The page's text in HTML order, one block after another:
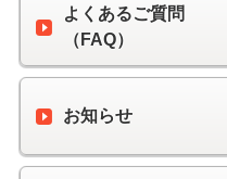
よくあるご質問
（FAQ）
お知らせ